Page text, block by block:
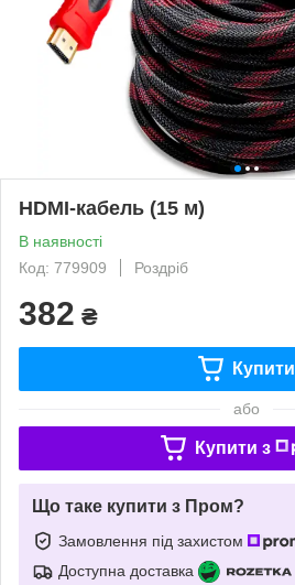
HDMI-кабель (15 м)
В наявності
Код: 779909
Роздріб
382 ₴
Купити
або
Купити з
Що таке купити з Пром?
Замовлення під захистом
Доступна доставка